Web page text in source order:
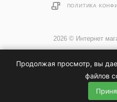
ПОЛИТИКА
2026 © Интернет
Продолжая просмотр, вы
файлов